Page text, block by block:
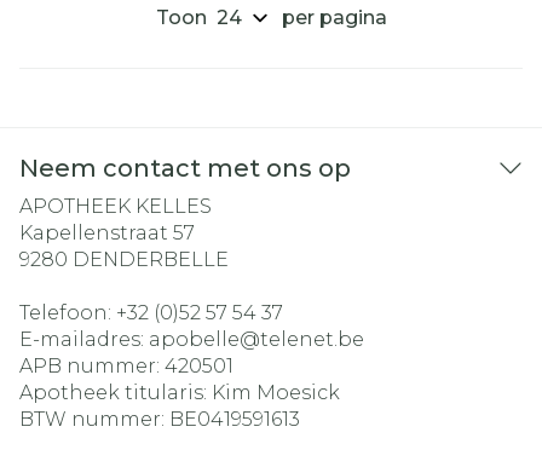
Toon per pagina
Neem contact met ons op
APOTHEEK KELLES
Kapellenstraat 57
9280 DENDERBELLE
Telefoon: +32 (0)52 57 54 37
E-mailadres: apobelle@telenet.be
APB nummer: 420501
Apotheek titularis: Kim Moesick
BTW nummer: BE0419591613